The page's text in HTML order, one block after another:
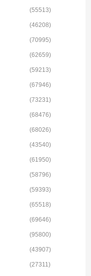
(55513)
(46208)
(70995)
(62659)
(59213)
(67946)
(73231)
(68476)
(68026)
(43540)
(61950)
(58796)
(59393)
(65518)
(69646)
(95800)
(43907)
(27311)